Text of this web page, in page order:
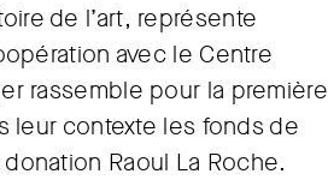
de l’art, représente
avec le Centre
rassemble pour la première
leur contexte les fonds de
Raoul La Roche.